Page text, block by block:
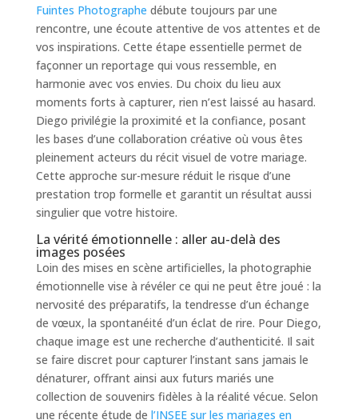
Fuintes Photographe débute toujours par une
rencontre, une écoute attentive de vos attentes et de
vos inspirations. Cette étape essentielle permet de
façonner un reportage qui vous ressemble, en
harmonie avec vos envies. Du choix du lieu aux
moments forts à capturer, rien n’est laissé au hasard.
Diego privilégie la proximité et la confiance, posant
les bases d’une collaboration créative où vous êtes
pleinement acteurs du récit visuel de votre mariage.
Cette approche sur-mesure réduit le risque d’une
prestation trop formelle et garantit un résultat aussi
singulier que votre histoire.
La vérité émotionnelle : aller au-delà des
images posées
Loin des mises en scène artificielles, la photographie
émotionnelle vise à révéler ce qui ne peut être joué : la
nervosité des préparatifs, la tendresse d’un échange
de vœux, la spontanéité d’un éclat de rire. Pour Diego,
chaque image est une recherche d’authenticité. Il sait
se faire discret pour capturer l’instant sans jamais le
dénaturer, offrant ainsi aux futurs mariés une
collection de souvenirs fidèles à la réalité vécue. Selon
une récente étude de l’INSEE sur les mariages en